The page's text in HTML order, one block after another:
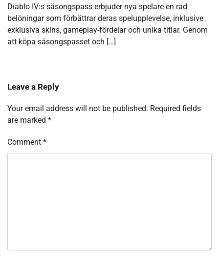
Diablo IV:s säsongspass erbjuder nya spelare en rad
belöningar som förbättrar deras spelupplevelse, inklusive
exklusiva skins, gameplay-fördelar och unika titlar. Genom
att köpa säsongspasset och […]
Leave a Reply
Your email address will not be published. Required fields
are marked *
Comment *